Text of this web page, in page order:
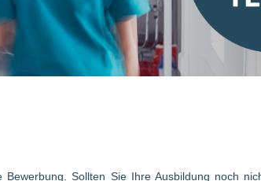
Sollten Sie Ihre Ausbildung noch